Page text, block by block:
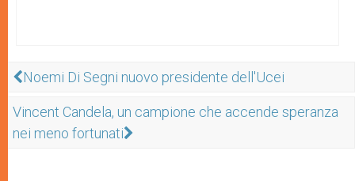
Noemi Di Segni nuovo presidente dell'Ucei
Vincent Candela, un campione che accende speranza
nei meno fortunati